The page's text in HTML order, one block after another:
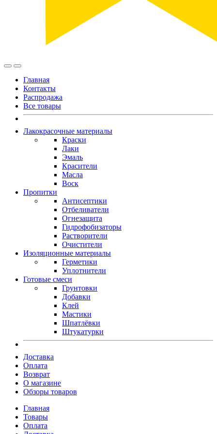
Главная
Контакты
Распродажа
Все товары
Лакокрасочные материалы
Краски
Лаки
Эмаль
Красители
Масла
Воск
Пропитки
Антисептики
Отбеливатели
Огнезащита
Гидрофобизаторы
Растворители
Очистители
Изоляционные материалы
Герметики
Уплотнители
Готовые смеси
Грунтовки
Добавки
Клей
Мастики
Шпатлёвки
Штукатурки
Доставка
Оплата
Возврат
О магазине
Обзоры товаров
Главная
Товары
Оплата